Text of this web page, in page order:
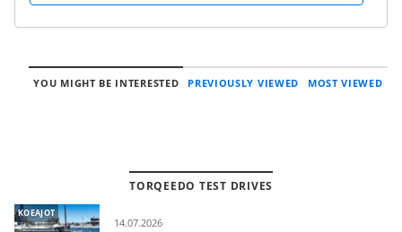
YOU MIGHT BE INTERESTED PREVIOUSLY VIEWED MOST VIEWED
TORQEEDO TEST DRIVES
KOEAJOT
14.07.2026